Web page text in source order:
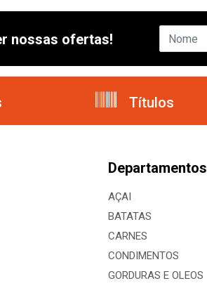
nossas ofertas!
Títulos
Departamentos
AÇAI
BATATAS
CARNES
CONDIMENTOS
GORDURAS E OLEOS